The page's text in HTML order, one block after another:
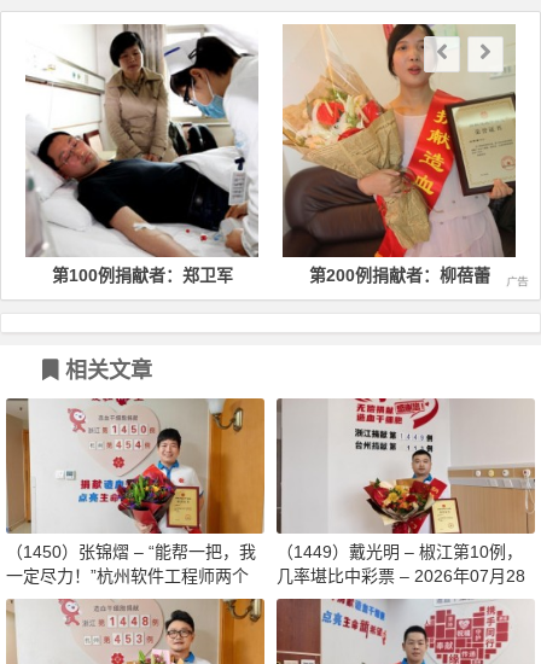
第100例捐献者：郑卫军 第200例捐献者：柳蓓蕾
相关文章
（1450）张锦熠 – “能帮一把，我
一定尽力！”杭州软件工程师两个
月减重13斤赴生命之约 – 2026年0
8月03日
（1449）戴光明 – 椒江第10例，
几率堪比中彩票 – 2026年07月28
日